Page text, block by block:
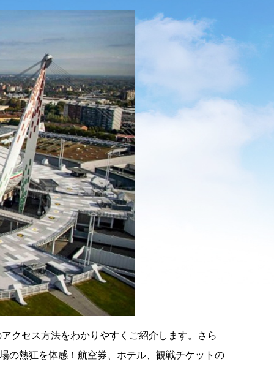
クセス方法をわかりやすくご紹介します。さら
の熱狂を体感！航空券、ホテル、観戦チケットの